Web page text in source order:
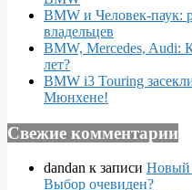
BMW и Человек-паук:
владельцев
BMW, Mercedes, Audi:
лет?
BMW i3 Touring
Мюнхене!
Свежие комментарии
dandan к записи Новый
Выбор очевиден?